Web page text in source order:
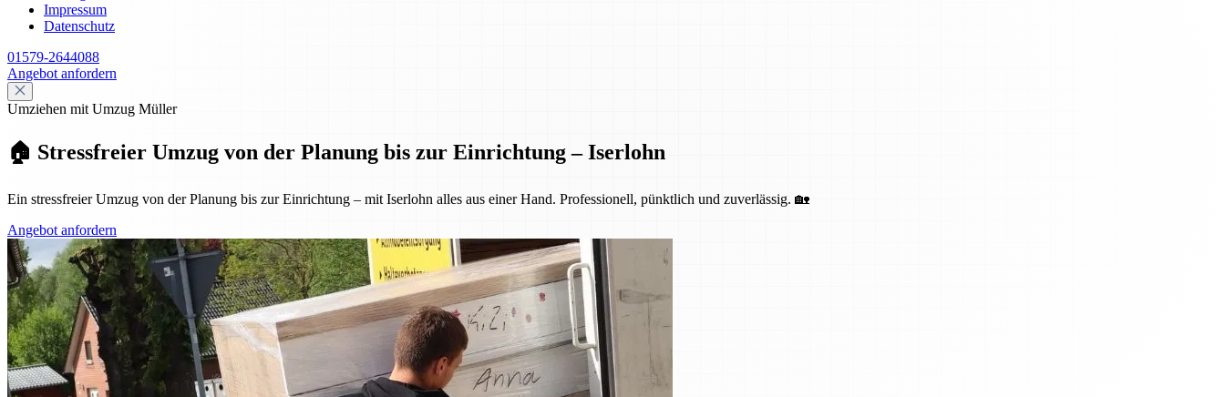
Impressum
Datenschutz
01579-2644088
Angebot anfordern
Umziehen mit Umzug Müller
🏠 Stressfreier Umzug von der Planung bis zur Einrichtung – Iserlohn
Ein stressfreier Umzug von der Planung bis zur Einrichtung – mit Iserlohn alles aus einer Hand. Professionell, pünktlich und zuverlässig. 🏡
Angebot anfordern